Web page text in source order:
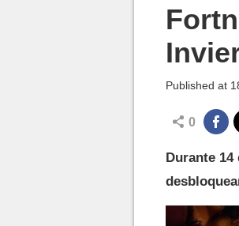
Published at
0
Durante